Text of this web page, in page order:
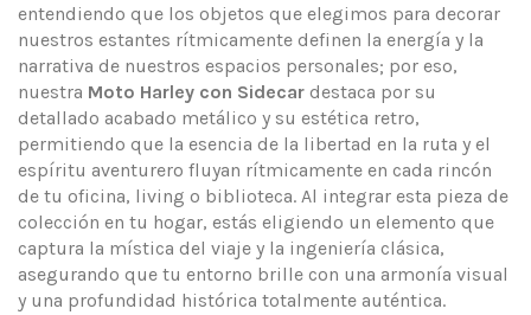
entendiendo que los objetos que elegimos para decorar
nuestros estantes rítmicamente definen la energía y la
narrativa de nuestros espacios personales; por eso,
nuestra Moto Harley con Sidecar destaca por su
detallado acabado metálico y su estética retro,
permitiendo que la esencia de la libertad en la ruta y el
espíritu aventurero fluyan rítmicamente en cada rincón
de tu oficina, living o biblioteca. Al integrar esta pieza de
colección en tu hogar, estás eligiendo un elemento que
captura la mística del viaje y la ingeniería clásica,
asegurando que tu entorno brille con una armonía visual
y una profundidad histórica totalmente auténtica.